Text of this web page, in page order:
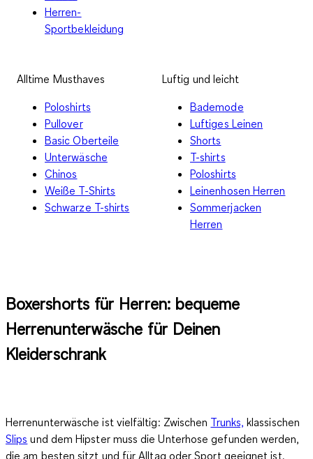
Herren-
Sportbekleidung
Alltime Musthaves
Poloshirts
Pullover
Basic Oberteile
Unterwäsche
Chinos
Weiße T-Shirts
Schwarze T-shirts
Luftig und leicht
Bademode
Luftiges Leinen
Shorts
T-shirts
Poloshirts
Leinenhosen Herren
Sommerjacken
Herren
Boxershorts für Herren: bequeme
Herrenunterwäsche für Deinen
Kleiderschrank
Herrenunterwäsche ist vielfältig: Zwischen Trunks, klassischen
Slips und dem Hipster muss die Unterhose gefunden werden,
die am besten sitzt und für Alltag oder Sport geeignet ist.